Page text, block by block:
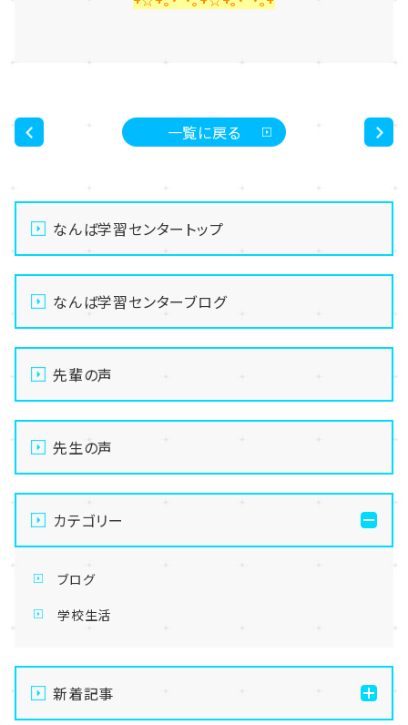
一覧に戻る
なんば学習センタートップ
なんば学習センターブログ
先輩の声
先生の声
カテゴリー
ブログ
学校生活
新着記事